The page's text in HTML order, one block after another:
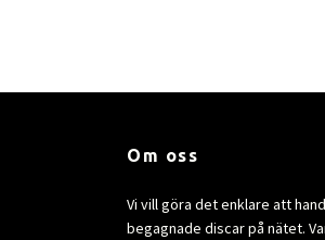
Om oss
Vi vill göra det enklare att
begagnade discar på nätet.